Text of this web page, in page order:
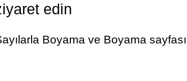
edin
Boyama ve Boyama